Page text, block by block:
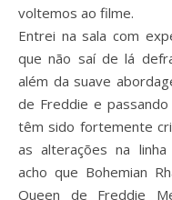
voltemos ao filme.
Entrei na sala com
que não saí de lá
além da suave
de Freddie e
têm sido fortemente
as alterações na linha
acho que Bohemian
Queen de Freddie